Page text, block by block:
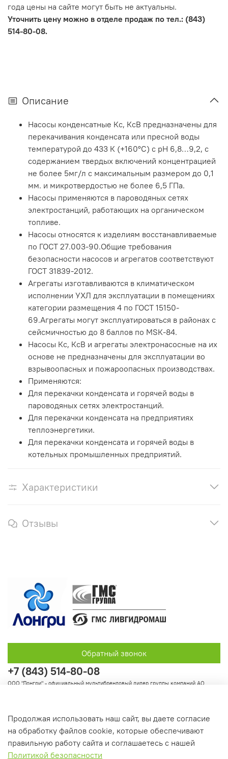
года цены на сайте могут быть не актуальны.
Уточнить цену можно в отделе продаж по тел.: (843)
514-80-08.
Описание
Насосы конденсатные Кс, КсВ предназначены для
перекачивания конденсата или пресной воды
температурой до 433 К (+160°С) с рН 6,8…9,2, с
содержанием твердых включений концентрацией
не более 5мг/л с максимальным размером до 0,1
мм. и микротвердостью не более 6,5 ГПа.
Насосы применяются в пароводяных сетях
электростанций, работающих на органическом
топливе.
Насосы относятся к изделиям восстанавливаемые
по ГОСТ 27.003-90.Общие требования
безопасности насосов и агрегатов соответствуют
ГОСТ 31839-2012.
Агрегаты изготавливаются в климатическом
исполнении УХЛ для эксплуатации в помещениях
категории размещения 4 по ГОСТ 15150-
69.Агрегаты могут эксплуатироваться в районах с
сейсмичностью до 8 баллов по МSК-84.
Насосы Кс, КсВ и агрегаты электронасосные на их
основе не предназначены для эксплуатации во
взрывоопасных и пожароопасных производствах.
Применяются:
Для перекачки конденсата и горячей воды в
пароводяных сетях электростанций.
Для перекачки конденсата на предприятияx
теплоэнергетики.
Для перекачки конденсата и горячей воды в
котельных промышленных предприятий.
Характеристики
Отзывы
Информация
+7 (843) 514-80-08
ООО "Лонгри" - официальный мультибрендовый дилер группы компаний АО
Обратный звонок
Продолжая использовать наш сайт, вы даете согласие
на обработку файлов cookie, которые обеспечивают
правильную работу сайта и соглашаетесь с нашей
Политикой безопасности